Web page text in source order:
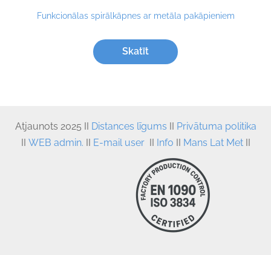
Funkcionālas spirālkāpnes ar metāla pakāpieniem
Skatīt
Atjaunots 2025 II Distances līgums
Privātuma politika
WEB admin. E-mail userII Info Mans Lat MetII